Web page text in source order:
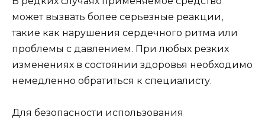
может вызвать более серьезные реакции,
такие как нарушения сердечного ритма или
проблемы с давлением. При любых резких
изменениях в состоянии здоровья необходимо
немедленно обратиться к специалисту.
Для безопасности использования